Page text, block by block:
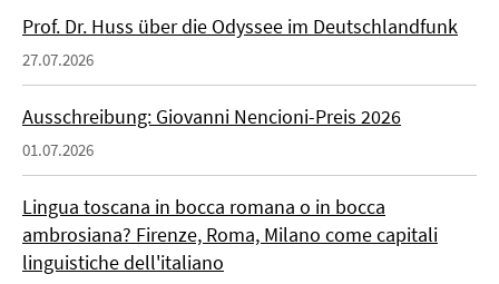
Prof. Dr. Huss über die Odyssee im Deutschlandfunk
27.07.2026
Ausschreibung: Giovanni Nencioni-Preis 2026
01.07.2026
Lingua toscana in bocca romana o in bocca
ambrosiana? Firenze, Roma, Milano come capitali
linguistiche dell'italiano